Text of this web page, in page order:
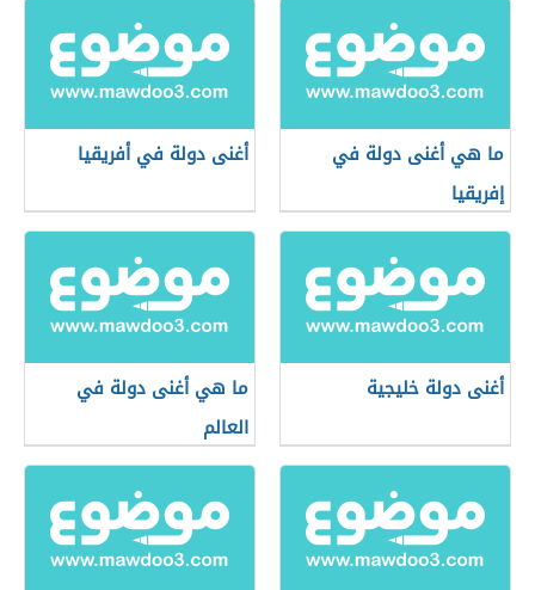
ما هي أغنى دولة في
إفريقيا
أغنى دولة في أفريقيا
أغنى دولة خليجية
ما هي أغنى دولة في
العالم